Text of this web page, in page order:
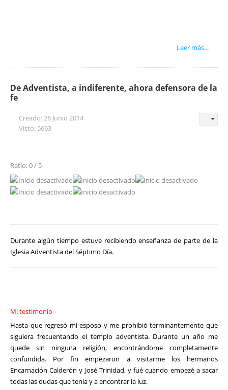
Leer más...
De Adventista, a indiferente, ahora defensora de la
fe
Creado: 26 Junio 2014
Visto: 5663
Ratio: 0 / 5
Durante algún tiempo estuve recibiendo enseñanza de parte de la
Iglesia Adventista del Séptimo Día.
Mi testimonio
Hasta que regresó mi esposo y me prohibió terminantemente que
siguiera frecuentando el templo adventista. Durante un año me
quede sin ninguna religión, encontrándome completamente
confundida. Por fin empezaron a visitarme los hermanos
Encarnación Calderón y José Trinidad, y fué cuando empezé a sacar
todas las dudas que tenía y a encontrar la luz.